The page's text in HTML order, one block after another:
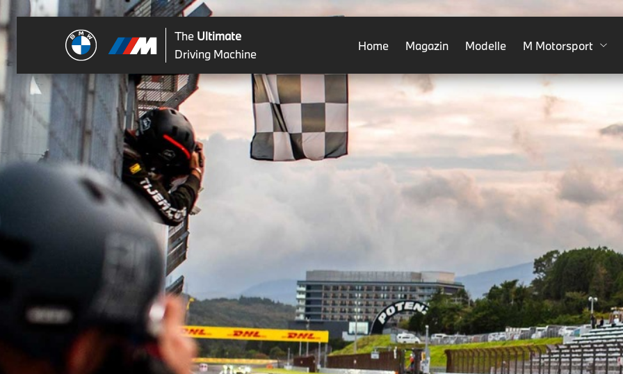
The Ultimate
Driving Machine
Home Magazin Modelle M Motorsport